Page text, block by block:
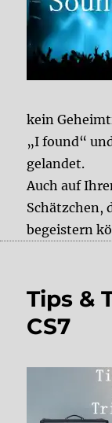
kein
„I found“
gelandet.
Auch auf
Schätzchen,
begeistern
Tips &
CS7